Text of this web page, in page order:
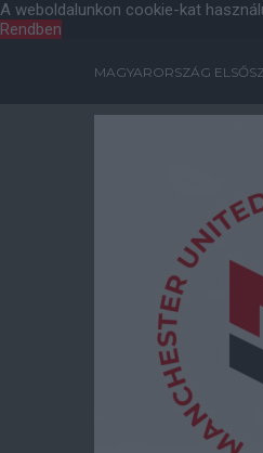
A weboldalunkon cookie-kat
Rendben
MAGYARORSZÁG